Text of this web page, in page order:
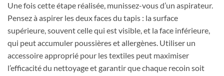
Une fois cette étape réalisée, munissez-vous d’un aspirateur.
Pensez à aspirer les deux faces du tapis : la surface
supérieure, souvent celle qui est visible, et la face inférieure,
qui peut accumuler poussières et allergènes. Utiliser un
accessoire approprié pour les textiles peut maximiser
l’efficacité du nettoyage et garantir que chaque recoin soit